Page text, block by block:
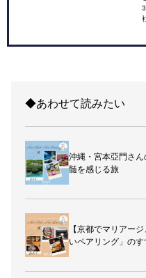
◆あわせて読みたい
沖縄・宮本亞門さ
髄を感じる旅
【京都でマリアー
いペアリング」のす